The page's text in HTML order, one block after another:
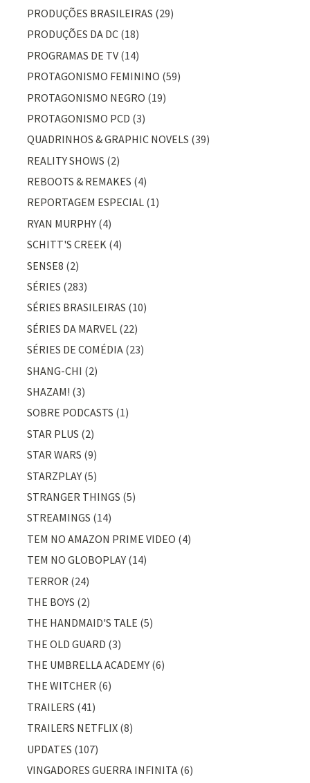
PRODUÇÕES BRASILEIRAS (29)
PRODUÇÕES DA DC (18)
PROGRAMAS DE TV (14)
PROTAGONISMO FEMININO (59)
PROTAGONISMO NEGRO (19)
PROTAGONISMO PCD (3)
QUADRINHOS & GRAPHIC NOVELS (39)
REALITY SHOWS (2)
REBOOTS & REMAKES (4)
REPORTAGEM ESPECIAL (1)
RYAN MURPHY (4)
SCHITT'S CREEK (4)
SENSE8 (2)
SÉRIES (283)
SÉRIES BRASILEIRAS (10)
SÉRIES DA MARVEL (22)
SÉRIES DE COMÉDIA (23)
SHANG-CHI (2)
SHAZAM! (3)
SOBRE PODCASTS (1)
STAR PLUS (2)
STAR WARS (9)
STARZPLAY (5)
STRANGER THINGS (5)
STREAMINGS (14)
TEM NO AMAZON PRIME VIDEO (4)
TEM NO GLOBOPLAY (14)
TERROR (24)
THE BOYS (2)
THE HANDMAID'S TALE (5)
THE OLD GUARD (3)
THE UMBRELLA ACADEMY (6)
THE WITCHER (6)
TRAILERS (41)
TRAILERS NETFLIX (8)
UPDATES (107)
VINGADORES GUERRA INFINITA (6)